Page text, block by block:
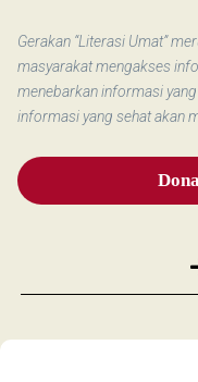
Gerakan “Literasi Umat”
masyarakat mengakses
menebarkan informasi
informasi yang sehat akan